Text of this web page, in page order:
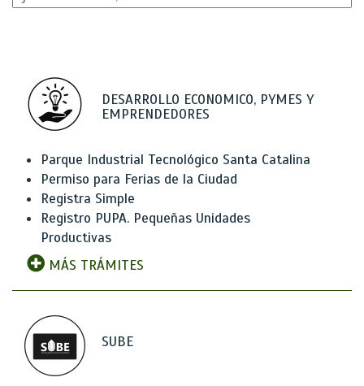
DESARROLLO ECONOMICO, PYMES Y
EMPRENDEDORES
Parque Industrial Tecnológico Santa Catalina
Permiso para Ferias de la Ciudad
Registra Simple
Registro PUPA. Pequeñas Unidades
Productivas
MÁS TRÁMITES
SUBE